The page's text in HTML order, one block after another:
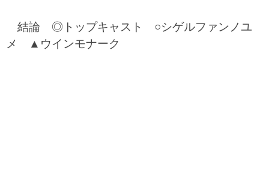
結論 ◎トップキャスト ○シゲルファンノユ
メ ▲ウインモナーク